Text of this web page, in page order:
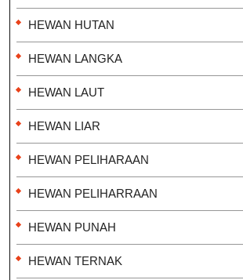
HEWAN HUTAN
HEWAN LANGKA
HEWAN LAUT
HEWAN LIAR
HEWAN PELIHARAAN
HEWAN PELIHARRAAN
HEWAN PUNAH
HEWAN TERNAK